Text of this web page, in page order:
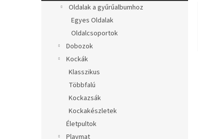
Oldalak a gyűrűalbumhoz
Egyes Oldalak
Oldalcsoportok
Dobozok
Kockák
Klasszikus
Többfalú
Kockazsák
Kockakészletek
Életpultok
Playmat